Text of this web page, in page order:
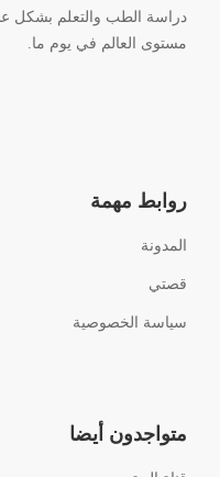
دراسة الطب والتعلم بشكل
مستوى العالم في يوم ما.
روابط مهمة
المدونة
قصتي
سياسة الخصوصية
متواجدون أيضا